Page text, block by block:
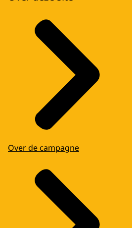
Over de campagne